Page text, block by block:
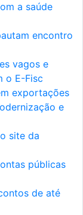
a saúde
encontro
vagos e
o E-Fisc
exportações
e
site da
públicas
de até